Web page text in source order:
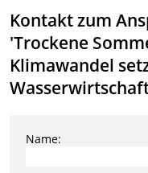
Kontakt zum
'Trockene
Klimawandel
Name: